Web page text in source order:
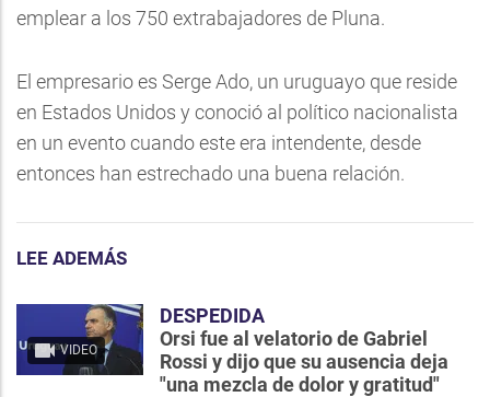
emplear a los 750 extrabajadores de Pluna.
El empresario es Serge Ado, un uruguayo que reside
en Estados Unidos y conoció al político nacionalista
en un evento cuando este era intendente, desde
entonces han estrechado una buena relación.
LEE ADEMÁS
VIDEO
DESPEDIDA
Orsi fue al velatorio de Gabriel
Rossi y dijo que su ausencia deja
"una mezcla de dolor y gratitud"